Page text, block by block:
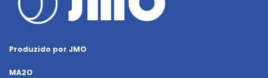
Produzido por JMO
MA2O